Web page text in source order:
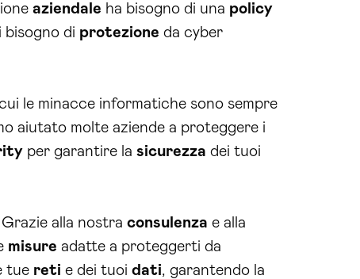
aziendale ha bisogno di una policy
bisogno di protezione da cyber
le minacce informatiche sono sempre
aiutato molte aziende a proteggere i
per garantire la sicurezza dei tuoi
alla nostra consulenza e alla
misure adatte a proteggerti da
tue reti e dei tuoi dati, garantendo la